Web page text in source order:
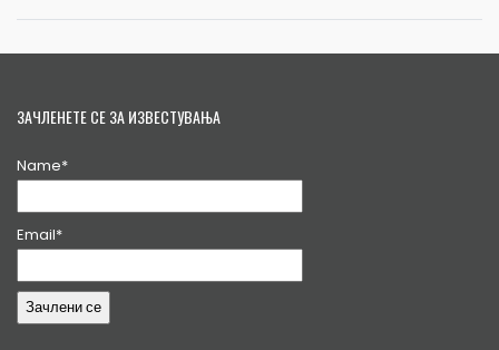
ЗАЧЛЕНЕТЕ СЕ ЗА ИЗВЕСТУВАЊА
Name*
Email*